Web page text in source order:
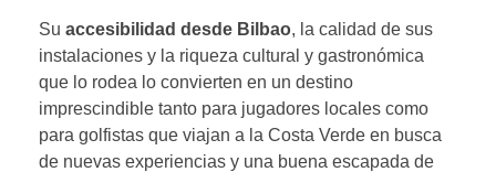
Su accesibilidad desde Bilbao, la calidad de sus
instalaciones y la riqueza cultural y gastronómica
que lo rodea lo convierten en un destino
imprescindible tanto para jugadores locales como
para golfistas que viajan a la Costa Verde en busca
de nuevas experiencias y una buena escapada de